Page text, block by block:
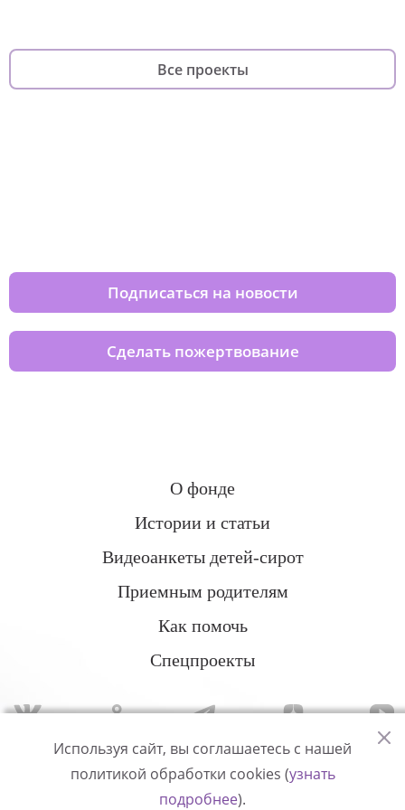
Все проекты
Подписаться на новости
Сделать пожертвование
О фонде
Истории и статьи
Видеоанкеты детей-сирот
Приемным родителям
Как помочь
Спецпроекты
Политика конфиденциальности
Используя сайт, вы соглашаетесь с нашей
политикой обработки cookies (узнать
подробнее).